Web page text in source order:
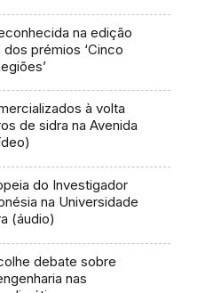
na edição
prémios ‘Cinco
à volta
de sidra na Avenida
do Investigador
na Universidade
(áudio)
debate sobre
nas